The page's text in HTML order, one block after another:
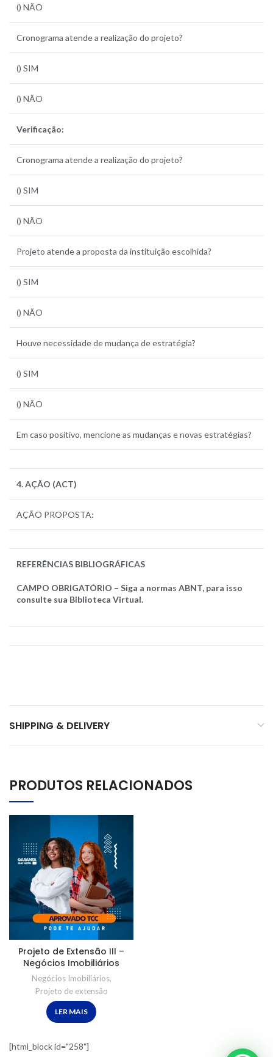
() NÃO
Cronograma atende a realização do projeto?
() SIM
() NÃO
Verificação:
Cronograma atende a realização do projeto?
() SIM
() NÃO
Projeto atende a proposta da instituição escolhida?
() SIM
() NÃO
Houve necessidade de mudança de estratégia?
() SIM
() NÃO
Em caso positivo, mencione as mudanças e novas estratégias?
4. AÇÃO (ACT)
AÇÃO PROPOSTA:
REFERÊNCIAS BIBLIOGRÁFICAS
CAMPO OBRIGATÓRIO – Siga a normas ABNT, para isso
consulte sua Biblioteca Virtual.
SHIPPING & DELIVERY
PRODUTOS RELACIONADOS
Projeto de Extensão III –
Negócios Imobiliários
Negócios Imobiliários,
Projeto de extensão
LER MAIS
[html_block id="258"]